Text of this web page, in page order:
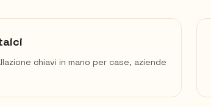
chiavi in mano per case, aziende